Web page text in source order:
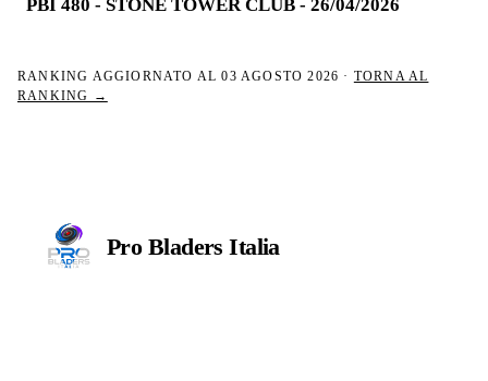
PBI 480 - STONE TOWER CLUB - 26/04/2026
RANKING AGGIORNATO AL03 AGOSTO 2026 · TORNA AL
RANKING →
Pro BladersItalia